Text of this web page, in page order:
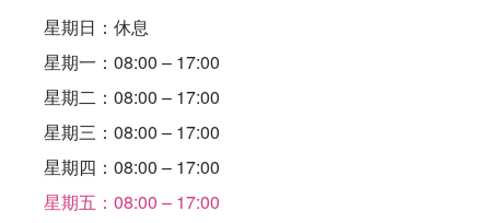
星期日：休息
星期一：08:00 – 17:00
星期二：08:00 – 17:00
星期三：08:00 – 17:00
星期四：08:00 – 17:00
星期五：08:00 – 17:00